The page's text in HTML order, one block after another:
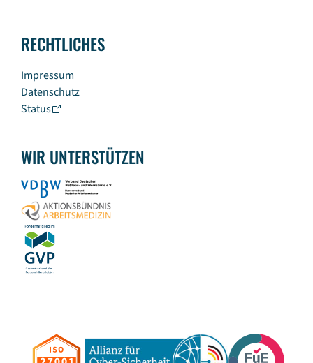
RECHTLICHES
Impressum
Datenschutz
Status
WIR UNTERSTÜTZEN